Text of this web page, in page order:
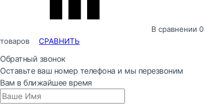
В сравнении 0
товаров
СРАВНИТЬ
Обратный звонок
Оставьте ваш номер телефона и мы перезвоним
Вам в ближайшее время